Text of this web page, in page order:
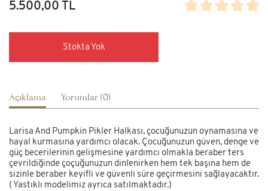
5.500,00 TL
Stokta Yok
Açıklama Yorumlar (0)
Larisa And Pumpkin Pikler Halkası, çocuğunuzun oynamasına ve
hayal kurmasına yardımcı olacak. Çocuğunuzun güven, denge ve
güç becerilerinin gelişmesine yardımcı olmakla beraber ters
çevrildiğinde çoçuğunuzun dinlenirken hem tek başına hem de
sizinle beraber keyifli ve güvenli süre geçirmesini sağlayacaktır.
( Yastıklı modelimiz ayrıca satılmaktadır.)